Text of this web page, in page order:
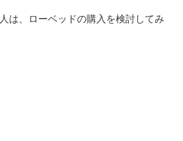
は、ローベッドの購入を検討してみ